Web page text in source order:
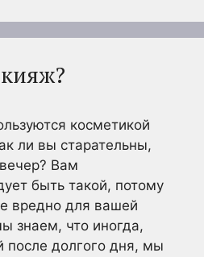
косметикой
ли вы старательны,
Вам
быть такой, потому
вредно для вашей
знаем, что иногда,
после долгого дня, мы